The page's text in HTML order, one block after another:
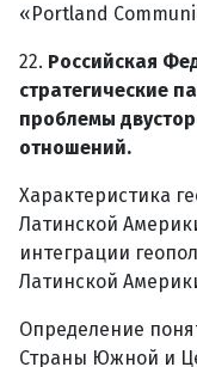
«Portland
22. Российская
стратегические
проблемы
отношений.
Характеристика
Латинской
интеграции
Латинской
Определение
Страны Южной и